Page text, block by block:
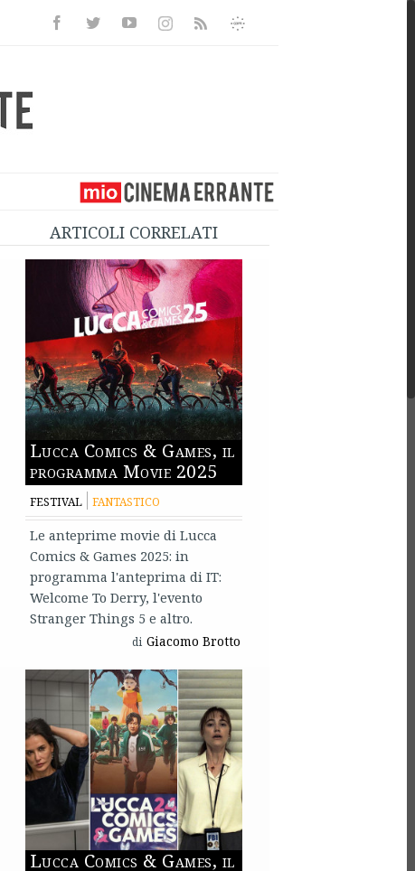
FacebookTwitterYoutubeInstagramRss
Informativa
ARTICOLI CORRELATI
Lucca Comics & Games, il
programma Movie 2025
FESTIVAL FANTASTICO
Le anteprime movie di Lucca
Comics & Games 2025: in
programma l'anteprima di IT:
Welcome To Derry, l'evento
Stranger Things 5 e altro.
di Giacomo Brotto
Lucca Comics & Games, il